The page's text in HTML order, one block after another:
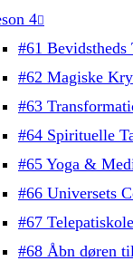
4
#61
#62 Magiske
#63
#64 Spirituelle
#65 Yoga &
#66 Universets
#67
#68 Åbn døren